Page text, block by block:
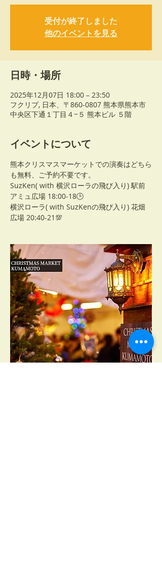
受付が終了しました
他のイベントを見る
日時・場所
2025年12月07日 18:00 – 23:50
フクリプ, 日本、〒860-0807 熊本県熊本市
中央区下通１丁目４−５ 熊本ビル ５階
イベントについて
熊本クリスマスマーケットでの演奏はどちら
も無料、ご予約不要です。
SuzKen( with 横沢ローラの飛び入り) 駅前
アミュ広場 18:00-18🕒
横沢ローラ( with SuzKenの飛び入り) 花畑
広場 20:40-21💯